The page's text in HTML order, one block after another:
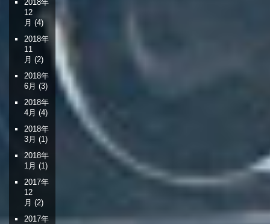
2018年
12
月 (4)
2018年
11
月 (2)
2018年
6月 (3)
2018年
4月 (4)
2018年
3月 (1)
2018年
1月 (1)
2017年
12
月 (2)
2017年